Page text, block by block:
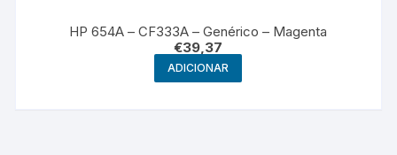
HP 654A – CF333A – Genérico – Magenta
€39,37
ADICIONAR